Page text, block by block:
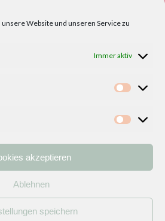
Website und unseren Service zu
Immer aktiv
akzeptieren
Ablehnen
speichern
Kontakt
/ Datenschutzerklärung